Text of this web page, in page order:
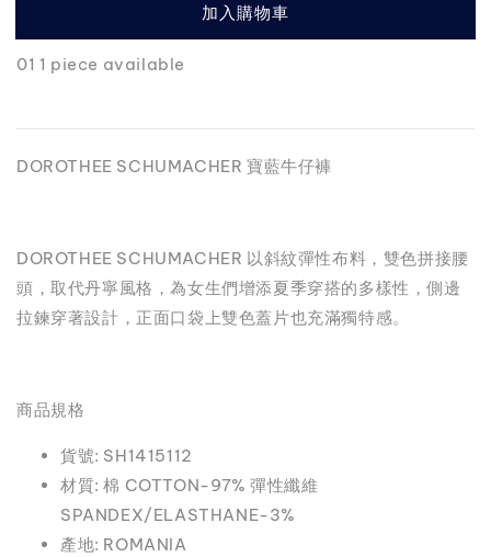
加入購物車
01 1 piece available
DOROTHEE SCHUMACHER 寶藍牛仔褲
DOROTHEE SCHUMACHER 以斜紋彈性布料，雙色拼接腰
頭，取代丹寧風格，為女生們增添夏季穿搭的多樣性，側邊
拉鍊穿著設計，正面口袋上雙色蓋片也充滿獨特感。
商品規格
貨號: SH1415112
材質: 棉 COTTON-97% 彈性纖維
SPANDEX/ELASTHANE-3%
產地: ROMANIA